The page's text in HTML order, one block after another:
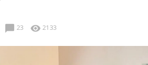
chat_bubble 23 visibility 2133